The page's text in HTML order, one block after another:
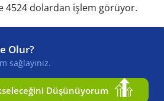
4524 dolardan işlem görüyor.
Olur?
sağlayınız.
Düşünüyorum